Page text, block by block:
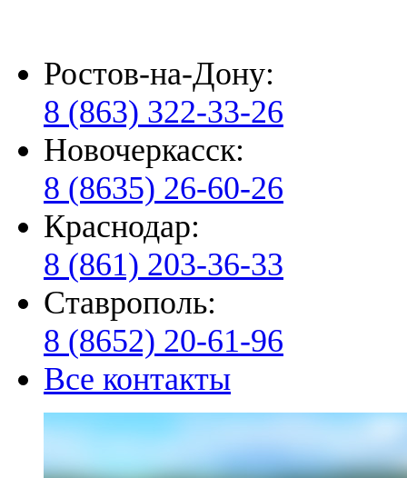
Ростов-на-Дону:
8 (863) 322-33-26
Новочеркасск:
8 (8635) 26-60-26
Краснодар:
8 (861) 203-36-33
Ставрополь:
8 (8652) 20-61-96
Все контакты